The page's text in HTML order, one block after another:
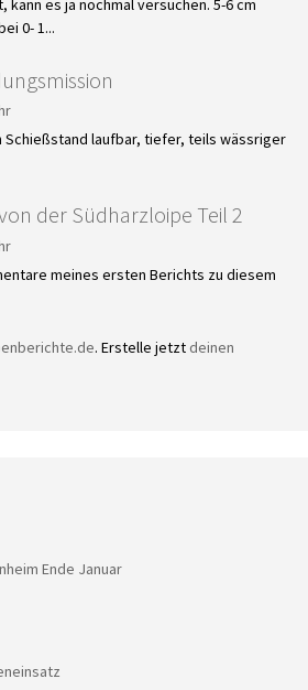
kann es ja nochmal versuchen. 5-6 cm
0- 1...
Schießstand laufbar, tiefer, teils wässriger
der Südharzloipe Teil 2
meines ersten Berichts zu diesem
. Erstelle jetzt deinen
Ende Januar